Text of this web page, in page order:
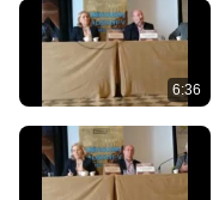
6:36